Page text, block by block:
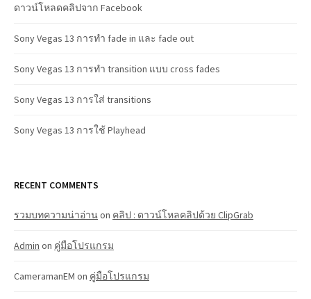
ดาวน์โหลดคลิปจาก Facebook
Sony Vegas 13 การทำ fade in และ fade out
Sony Vegas 13 การทำ transition แบบ cross fades
Sony Vegas 13 การใส่ transitions
Sony Vegas 13 การใช้ Playhead
RECENT COMMENTS
รวมบทความน่าอ่านon คลิป : ดาวน์โหลคลิปด้วย ClipGrab
Admin on คู่มือโปรแกรม
CameramanEM on คู่มือโปรแกรม